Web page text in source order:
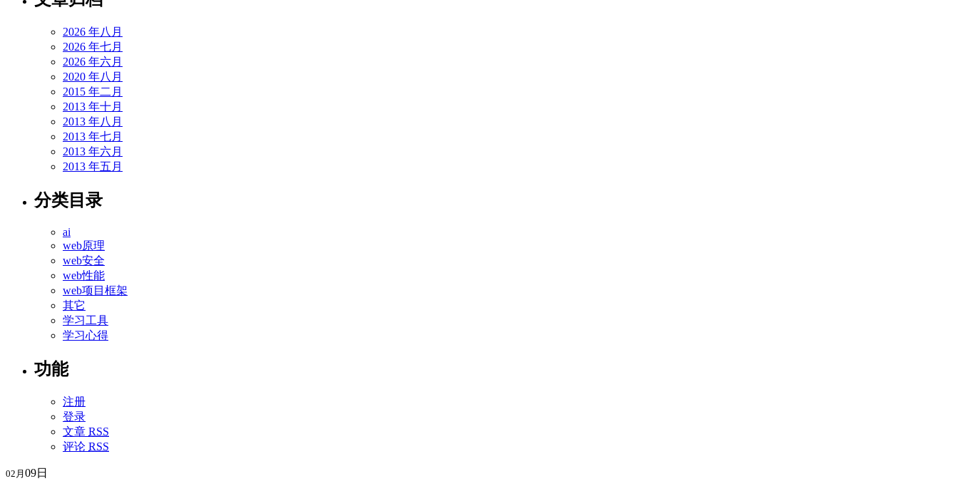
2026 年八月
2026 年七月
2026 年六月
2020 年八月
2015 年二月
2013 年十月
2013 年八月
2013 年七月
2013 年六月
2013 年五月
分类目录
ai
web原理
web安全
web性能
web项目框架
其它
学习工具
学习心得
功能
注册
登录
文章 RSS
评论 RSS
02月09日